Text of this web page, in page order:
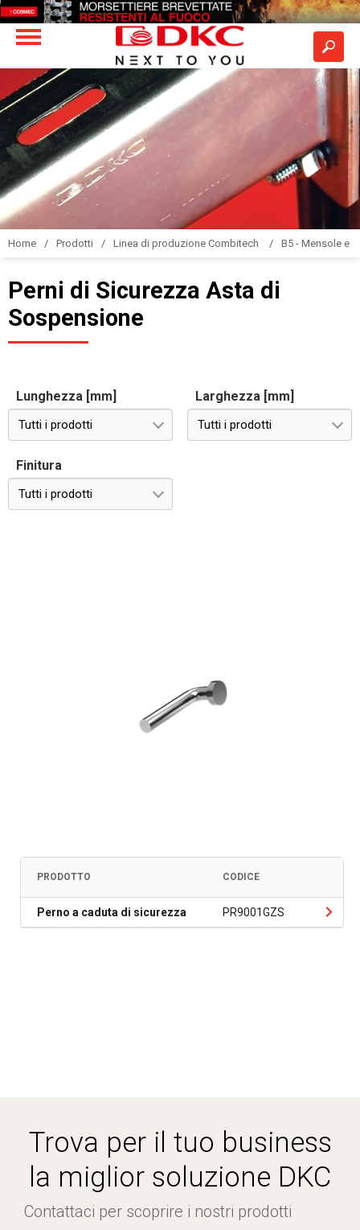
Home Prodotti Linea di produzione Combitech B5 - Mensole e
Perni di Sicurezza Asta di
Sospensione
Lunghezza [mm]
Tutti i prodotti
Larghezza [mm]
Tutti i prodotti
Finitura
Tutti i prodotti
PRODOTTO CODICE
Perno a caduta di sicurezza PR9001GZS
Trova per il tuo business
la miglior soluzione DKC
Contattaci per scoprire i nostri prodotti